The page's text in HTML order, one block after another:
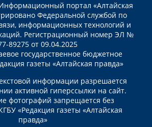
портал «Алтайская
Федеральной службой по
информационных технологий и
Регистрационный номер ЭЛ №
89275 от 09.04.2025
государственное бюджетное
газеты «Алтайская правда»
информации разрешается
активной гиперссылки на сайт.
фотографий запрещается без
«Редакция газеты «Алтайская
правда»